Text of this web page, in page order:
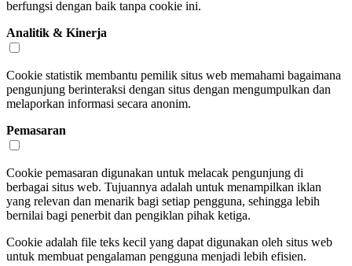
berfungsi dengan baik tanpa cookie ini.
Analitik & Kinerja
Cookie statistik membantu pemilik situs web memahami bagaimana
pengunjung berinteraksi dengan situs dengan mengumpulkan dan
melaporkan informasi secara anonim.
Pemasaran
Cookie pemasaran digunakan untuk melacak pengunjung di
berbagai situs web. Tujuannya adalah untuk menampilkan iklan
yang relevan dan menarik bagi setiap pengguna, sehingga lebih
bernilai bagi penerbit dan pengiklan pihak ketiga.
Cookie adalah file teks kecil yang dapat digunakan oleh situs web
untuk membuat pengalaman pengguna menjadi lebih efisien.